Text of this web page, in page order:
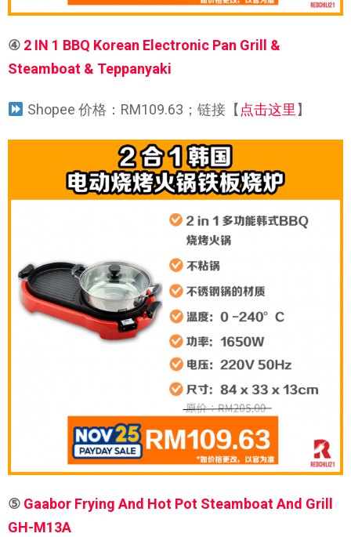
④ 2 IN 1 BBQ Korean Electronic Pan Grill &
Steamboat & Teppanyaki
Shopee 价格：RM109.63；链接【 点击这里 】
⑤ Gaabor Frying And Hot Pot Steamboat And Grill
GH-M13A